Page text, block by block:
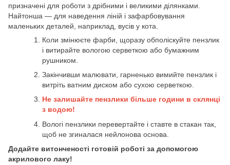
призначені для роботи з дрібними і великими ділянками.
Найтонша — для наведення ліній і зафарбовування
маленьких деталей, наприклад, вусів у кота.
Коли змінюєте фарби, щоразу обполіскуйте пензлик
і витирайте вологою серветкою або бумажним
рушником.
Закінчивши малювати, гарненько вимийте пензлик і
витріть ватним диском або сухою серветкою.
Не залишайте пензлики більше години в склянці
з водою!
Вологі пензлики перевертайте і ставте в стакан так,
щоб не згиналася нейлонова основа.
Додайте витонченості готовій роботі за допомогою
акрилового лаку!